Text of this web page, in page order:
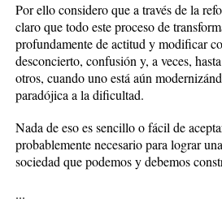
Por ello considero que a través de la
claro que todo este proceso de
profundamente de actitud y modificar
desconcierto, confusión y, a veces,
otros, cuando uno está aún
paradójica a la dificultad.
Nada de eso es sencillo o fácil de
probablemente necesario para lograr
sociedad que podemos y debemos
...